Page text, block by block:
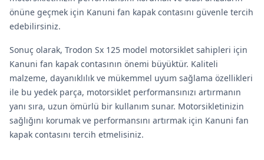
önüne geçmek için Kanuni fan kapak contasını güvenle tercih
edebilirsiniz.
Sonuç olarak, Trodon Sx 125 model motorsiklet sahipleri için
Kanuni fan kapak contasının önemi büyüktür. Kaliteli
malzeme, dayanıklılık ve mükemmel uyum sağlama özellikleri
ile bu yedek parça, motorsiklet performansınızı artırmanın
yanı sıra, uzun ömürlü bir kullanım sunar. Motorsikletinizin
sağlığını korumak ve performansını artırmak için Kanuni fan
kapak contasını tercih etmelisiniz.